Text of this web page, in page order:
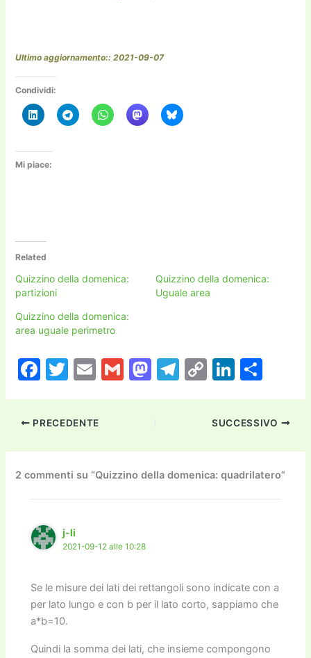
Ultimo aggiornamento:: 2021-09-07
Condividi:
Mi piace:
Related
Quizzino della domenica:
partizioni
Quizzino della domenica:
Uguale area
Quizzino della domenica:
area uguale perimetro
F
c
b
o
o
k
T
itt
E
ai
G
M
d
o
n
T
a
m
C
p
y
Li
n
k
Li
k
dI
n
n
vi
di
PRECEDENTE SUCCESSIVO
2 commenti su “Quizzino della domenica: quadrilatero”
j-li
2021-09-12 alle 10:28
Se le misure dei lati dei rettangoli sono indicate con a
per lato lungo e con b per il lato corto, sappiamo che
a*b=10.
Quindi la somma dei lati, che insieme compongono